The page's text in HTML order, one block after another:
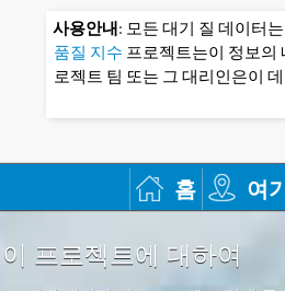
사용안내: 모든 대기 질 데이터
품질 지수 프로젝트는이 정보의
로젝트 팀 또는 그 대리인은이
홈 여
이 프로젝트에 대하여